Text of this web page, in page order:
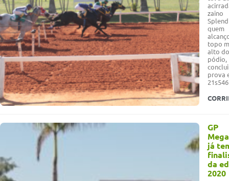
zaino
quem
topo
alto do
pódio,
prova
21s546
GP
já
da
2020